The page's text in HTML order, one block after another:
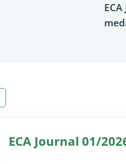
ECA Journal 01/